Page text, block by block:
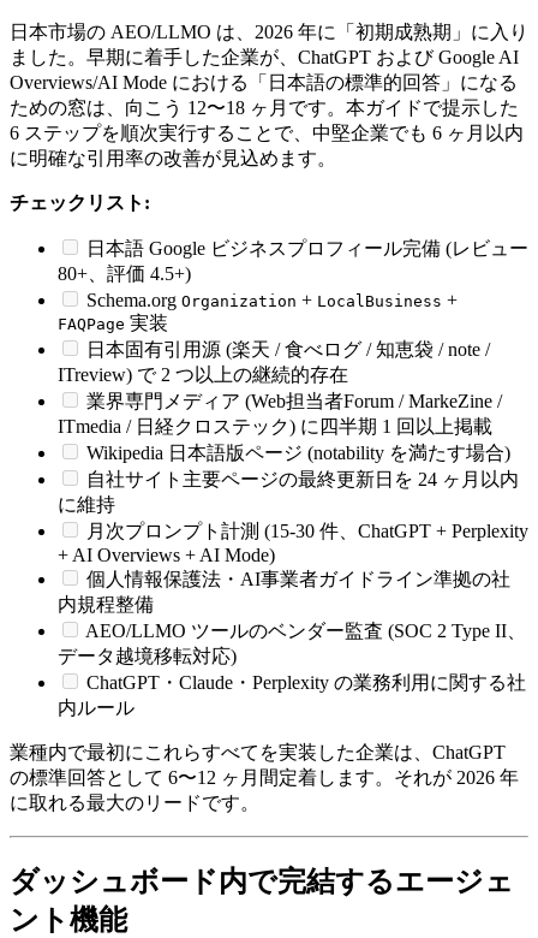
日本市場の AEO/LLMO は、2026 年に「初期成熟期」に入り
ました。早期に着手した企業が、ChatGPT および Google AI
Overviews/AI Mode における「日本語の標準的回答」になる
ための窓は、向こう 12〜18 ヶ月です。本ガイドで提示した
6 ステップを順次実行することで、中堅企業でも 6 ヶ月以内
に明確な引用率の改善が見込めます。
チェックリスト:
日本語 Google ビジネスプロフィール完備 (レビュー
80+、評価 4.5+)
Schema.org Organization + LocalBusiness +
FAQPage 実装
日本固有引用源 (楽天 / 食べログ / 知恵袋 / note /
ITreview) で 2 つ以上の継続的存在
業界専門メディア (Web担当者Forum / MarkeZine /
ITmedia / 日経クロステック) に四半期 1 回以上掲載
Wikipedia 日本語版ページ (notability を満たす場合)
自社サイト主要ページの最終更新日を 24 ヶ月以内
に維持
月次プロンプト計測 (15-30 件、ChatGPT + Perplexity
+ AI Overviews + AI Mode)
個人情報保護法・AI事業者ガイドライン準拠の社
内規程整備
AEO/LLMO ツールのベンダー監査 (SOC 2 Type II、
データ越境移転対応)
ChatGPT・Claude・Perplexity の業務利用に関する社
内ルール
業種内で最初にこれらすべてを実装した企業は、ChatGPT
の標準回答として 6〜12 ヶ月間定着します。それが 2026 年
に取れる最大のリードです。
ダッシュボード内で完結するエージェ
ント機能